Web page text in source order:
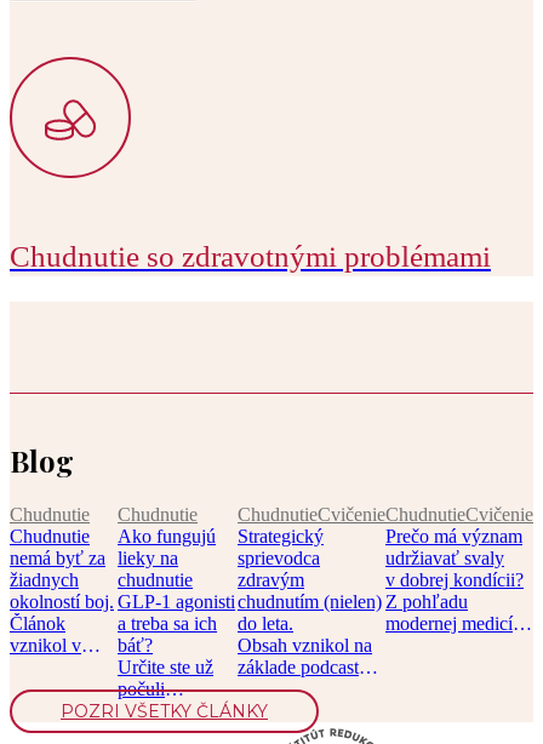
Chudnutie so zdravotnými problémami
Blog
Chudnutie
Chudnutie
nemá byť za
žiadnych
okolností boj.
Článok
vznikol v
časopisom
Moje zdravie.
[…]
Chudnutie
Ako fungujú
lieky na
chudnutie
GLP-1 agonisti
a treba sa ich
báť?
Určite ste už
počuli
o liekoch na
chudnutie,
ChudnutieCvičenie
Strategický
sprievodca
zdravým
chudnutím (nielen)
do leta.
Obsah vznikol na
základe podcastu
Chronicky
v pohode, epizóda
[…]
ChudnutieCvičenie
Prečo má význam
udržiavať svaly
v dobrej kondícii?
Z pohľadu
modernej medicíny
POZRI VŠETKY ČLÁNKY